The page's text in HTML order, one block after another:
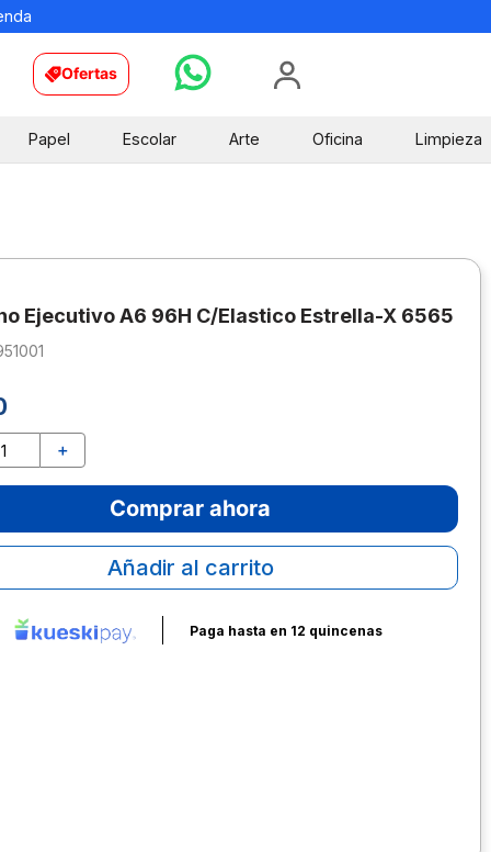
Ofertas
Papel Escolar Arte Oficina Limpieza
Ejecutivo A6 96H C/Elastico Estrella-X 6565
＋
Comprar ahora
Añadir al carrito
Paga hasta en 12 quincenas